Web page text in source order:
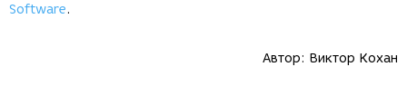
Software.
Автор: Виктор Кохан